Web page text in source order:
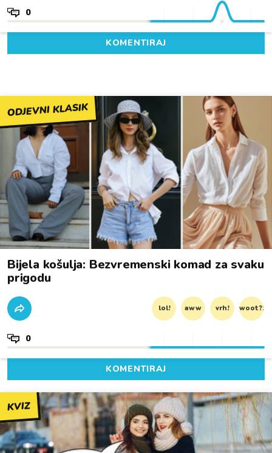
0
KOMENTIRAJ
ODJEVNI KLASIK
Bijela košulja: Bezvremenski komad za svaku
prigodu
lol! aww vrh! woot?!
0
KOMENTIRAJ
KVIZ